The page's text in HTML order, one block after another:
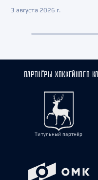
3 августа 2026 г.
ПАРТНЁРЫ ХОККЕЙНОГО
Титульный партнёр